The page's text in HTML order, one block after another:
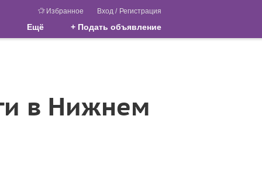
Избранное Вход / Регистрация
Ещё + Подать объявление
в Нижнем